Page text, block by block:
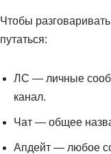
Чтобы
путаться:
ЛС — личные
канал.
Чат — общее
Апдейт — любое